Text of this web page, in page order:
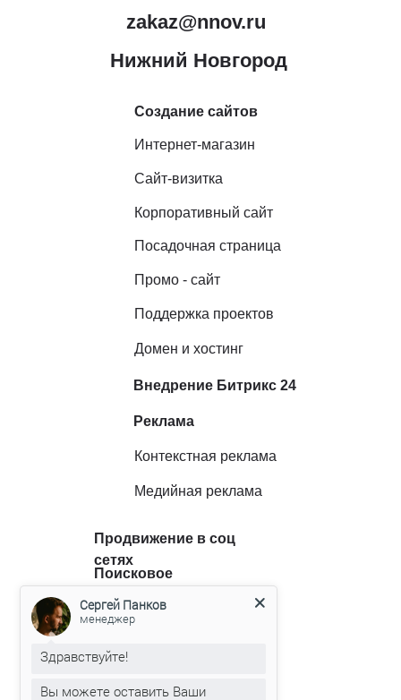
Реклама
Контекстная реклама
Медийная реклама
Создание сайтов
Интернет-магазин
Сайт-визитка
Корпоративный сайт
Посадочная страница
Промо - сайт
Поддержка проектов
Домен и хостинг
Внедрение Битрикс 24
zakaz@nnov.ru
Нижний Новгород
Продвижение в соц
сетях
Поисковое
продвижение
Все услуги
Сергей Панков
менеджер
Здравствуйте!
Вы можете оставить Ваши